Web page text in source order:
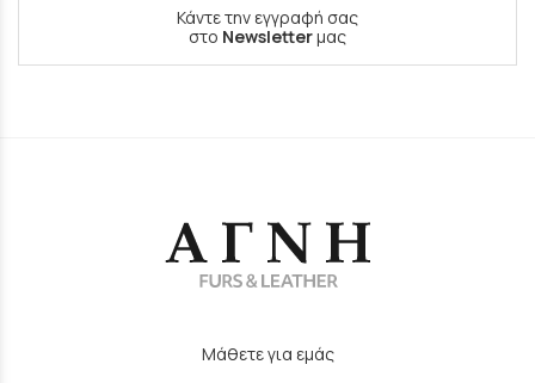
Κάντε την εγγραφή σας
στο Newsletterμας
Μάθετε για εμάς